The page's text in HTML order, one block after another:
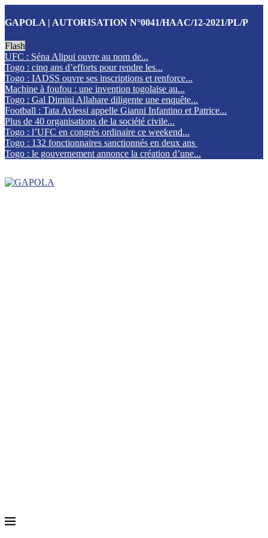
GAPOLA | AUTORISATION N°0041/HAAC/12-2021/PL/P
Flash
UFC : Séna Alipui ouvre au nom de...
Togo : cinq ans d’efforts pour rendre les...
Togo : IADSS ouvre ses inscriptions et renforce...
Machine à foufou : une invention togolaise au...
Togo : Gal Dimini Allahare diligente une enquête...
Football : Tata Avlessi appelle Gianni Infantino et Patrice...
Plus de 40 organisations de la société civile...
Togo : l’UFC en congrès ordinaire ce weekend...
Togo : 132 fonctionnaires sanctionnés en deux ans
Togo : le gouvernement annonce la création d’une...